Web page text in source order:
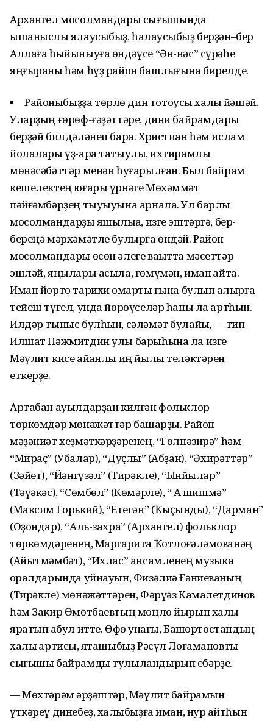
Архангел мосолмандары сығышында
ышаныслы яҡлаусыбыҙ, һаҡлаусыбыҙ берҙән–бер
Аллаға һыйыныуға өндәүсе “Ән-нәс” сүрәһе
яңғыраны һәм һүҙ район башлығына бирелде.
Районыбыҙҙа төрлө дин тотоусы халыҡ йәшәй.
Уларҙың ғөрөф-ғәҙәттәре, дини байрамдары
берҙәй билдәләнеп бара. Христиан һәм ислам
йолалары үҙ-ара татыулыҡ, ихтирамлы
мөнәсәбәттәр менән һуғарылған. Был байрам
кешелектең юғары үрнәге Мөхәммәт
пәйғәмбәрҙең тыуыуына арнала. Ул барлыҡ
мосолмандарҙы яҡшылыҡҡа, изге эштәргә, бер-
береңә мәрхәмәтле булырға өндәй. Район
мосолмандары өсөн әлеге ваҡытта мәсеттәр
эшләй, яңылары асыла, ғөмүмән, иман ҡайта.
Иман йорто тарихи ҡомартҡы ғына булып ҡалырға
тейеш түгел, унда йөрөүселәр һаны ла артһын.
Илдәр тыныс булһын, сәләмәт булайыҡ, — тип
Илшат Нәжмитдин улы барыһына ла изге
Мәүлит кисе айҡанлы иң йылы теләктәрен
еткерҙе.
Артабан ауылдарҙан килгән фольклор
төркөмдәр мөнәжәттәр башҡарҙы. Район
мәҙәниәт хеҙмәткәрҙәренең, “Гөлнәзирә” һәм
“Мираҫ” (Убалар), “Дуҫлыҡ” (Абҙан), “Әхирәттәр”
(Зәйет), “Йәнгүзәл” (Тирәкле), “Ынйылар”
(Тәүәкәс), “Сөмбөл” (Көмәрле), “ Аҡ шишмә”
(Максим Горький), “Етегән” (Ҡыҫынды), “Дарман”
(Оҙондар), “Аль-захра” (Архангел) фольклор
төркөмдәренең, Маргарита Ҡотлоғәләмованәң
(Айытмәмбәт), “Ихлас” ансамленең музыка
ҡоралдарында уйнауын, Физәлиә Ғәниеваның
(Тирәкле) мөнәжәттәрен, Фәрүәз Камалетдинов
һәм Закир Өмөтбаевтың моңло йырын халыҡ
яратып ҡабул итте. Өфө ҡунағы, Башҡортостандың
халыҡ артисы, яҡташыбыҙ Рәсүл Лоғамановты
сығышы байрамды тулыландырып ебәрҙе.
— Мөхтәрәм ҡәрҙәштәр, Мәүлит байрамын
үткәреү динебеҙ, халҡыбыҙға иман, нур ҡайтһын